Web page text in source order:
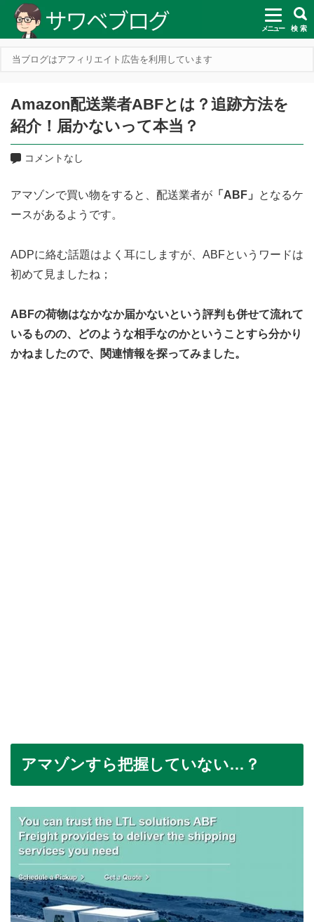
メニュー 検 索
当ブログはアフィリエイト広告を利用しています
Amazon配送業者ABFとは？追跡方法を
紹介！届かないって本当？
コメントなし
アマゾンで買い物をすると、配送業者が 「ABF」
となるケ
ースがあるようです。
ADPに絡む話題はよく耳にしますが、ABFというワードは
初めて見ましたね；
ABFの荷物はなかなか届かないという評判も併せて流れて
いるものの、どのような相手なのかということすら分かり
かねましたので、関連情報を探ってみました。
アマゾンすら把握していない…？